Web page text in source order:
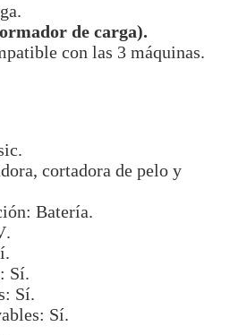
de carga).
con las 3 máquinas.
cortadora de pelo y
Batería.
Sí.
Sí.
Sí.